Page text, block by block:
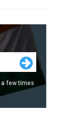
few times